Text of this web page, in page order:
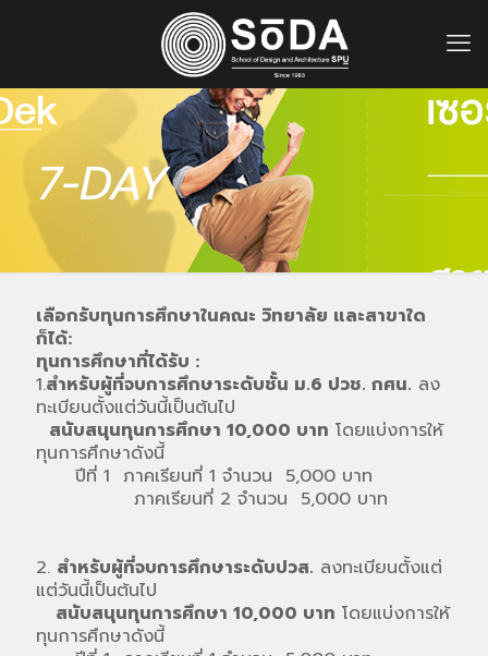
7-DAY
เลือกรับทุนการศึกษาในคณะ วิทยาลัย และสาขาใด
ก็ได้:
ทุนการศึกษาที่ได้รับ :
1.สำหรับผู้ที่จบการศึกษาระดับชั้น ม.6 ปวช. กศน. ลง
ทะเบียนตั้งแต่วันนี้เป็นต้นไป
สนับสนุนทุนการศึกษา 10,000 บาท โดยแบ่งการให้
ทุนการศึกษาดังนี้
ปีที่ 1 ภาคเรียนที่ 1 จำนวน 5,000 บาท
ภาคเรียนที่ 2 จำนวน 5,000 บาท
2. สำหรับผู้ที่จบการศึกษาระดับปวส. ลงทะเบียนตั้งแต่
แต่วันนี้เป็นต้นไป
สนับสนุนทุนการศึกษา 10,000 บาท โดยแบ่งการให้
ทุนการศึกษาดังนี้